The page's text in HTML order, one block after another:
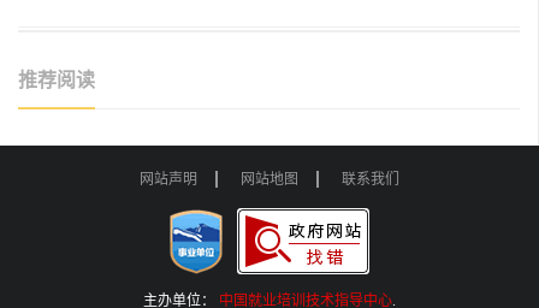
推荐阅读
网站声明 网站地图 联系我们
主办单位： 中国就业培训技术指导中心.